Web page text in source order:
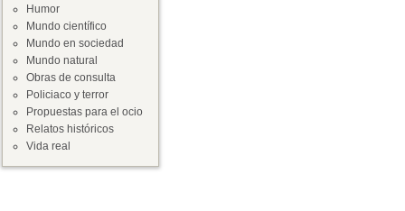
Humor
Mundo científico
Mundo en sociedad
Mundo natural
Obras de consulta
Policiaco y terror
Propuestas para el ocio
Relatos históricos
Vida real